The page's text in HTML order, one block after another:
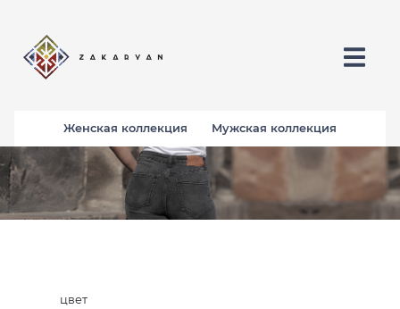
Женская коллекция Мужская коллекция
цвет